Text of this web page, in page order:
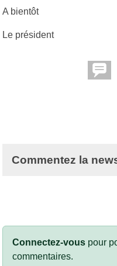
A bientôt
Le président
Commentez la
Connectez-vous pour
commentaires.